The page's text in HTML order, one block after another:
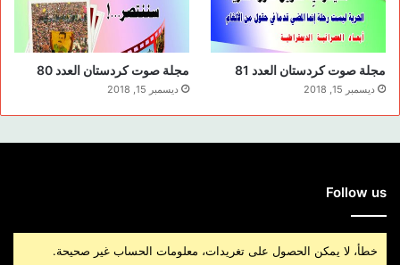
مجلة صوت كردستان العدد 81
ديسمبر 15, 2018
مجلة صوت كردستان العدد 80
ديسمبر 15, 2018
Follow us
خطأ، لا يمكن الحصول على تغريدات، معلومات الحساب غير صحيحة.